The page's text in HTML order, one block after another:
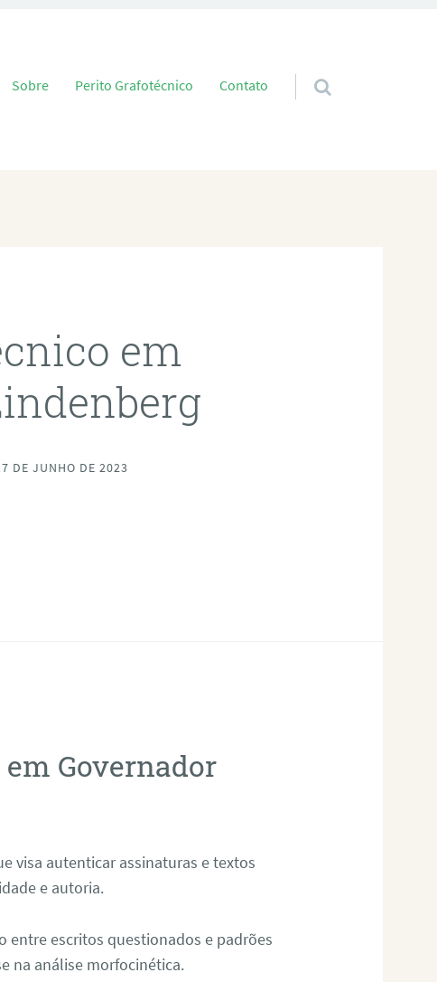
o conteúdo
Sobre Perito Grafotécnico Contato
em
DE JUNHO DE 2023
Governador
visa autenticar assinaturas e textos
e autoria.
entre escritos questionados e padrões
na análise morfocinética.